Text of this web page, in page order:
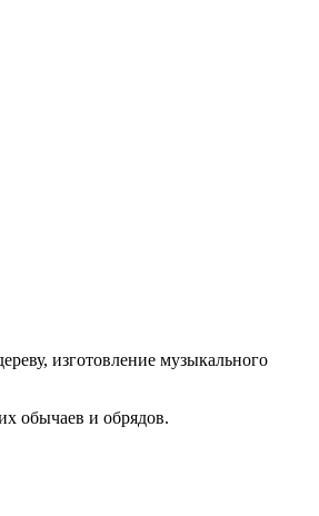
изготовление музыкального
обычаев и обрядов.